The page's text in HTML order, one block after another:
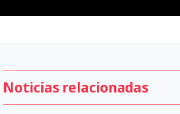
Noticias relacionadas